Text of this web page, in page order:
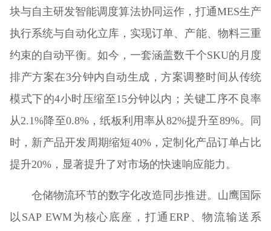
块与自主研发智能调度算法协同运作，打通MES生产
执行系统与自动化立库，实现订单、产能、物料三重
约束的自动平衡。如今，一套涵盖数千个SKU的月度
排产方案在3分钟内自动生成，方案调整时间从传统
模式下的4小时压缩至15分钟以内；关键工序不良率
从2.1%降至0.8%，纸板利用率从82%提升至89%。同
时，新产品开发周期缩短40%，定制化产品订单占比
提升20%，显著提升了对市场的快速响应能力。
仓储物流环节的数字化改造同步推进。山鹰国际
以SAP EWM为核心底座，打通ERP、物流输送系